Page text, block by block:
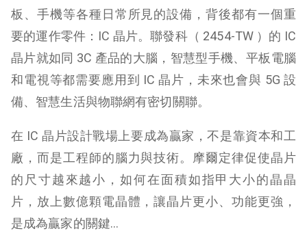
聯發科發展中高端晶片
聯發科成為 5G 領先者
聯發科可望受惠元宇宙
板、手機等各種日常所見的設備，背後都有一個重
要的運作零件：IC 晶片。聯發科（ 2454-TW ）的 IC
晶片就如同 3C 產品的大腦，智慧型手機、平板電腦
和電視等都需要應用到 IC 晶片，未來也會與 5G 設
備、智慧生活與物聯網有密切關聯。
在 IC 晶片設計戰場上要成為贏家，不是靠資本和工
廠，而是工程師的腦力與技術。摩爾定律促使晶片
的尺寸越來越小，如何在面積如指甲大小的晶晶
片，放上數億顆電晶體，讓晶片更小、功能更強，
是成為贏家的關鍵…